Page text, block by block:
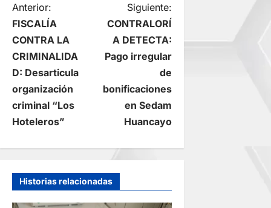
N
a
v
e
g
a
c
i
Anterior:
FISCALÍA
CONTRA LA
CRIMINALIDA
D: Desarticula
organización
criminal “Los
Hoteleros”
Siguiente:
CONTRALORÍ
A DETECTA:
Pago irregular
de
bonificaciones
en Sedam
Huancayo
Historias relacionadas